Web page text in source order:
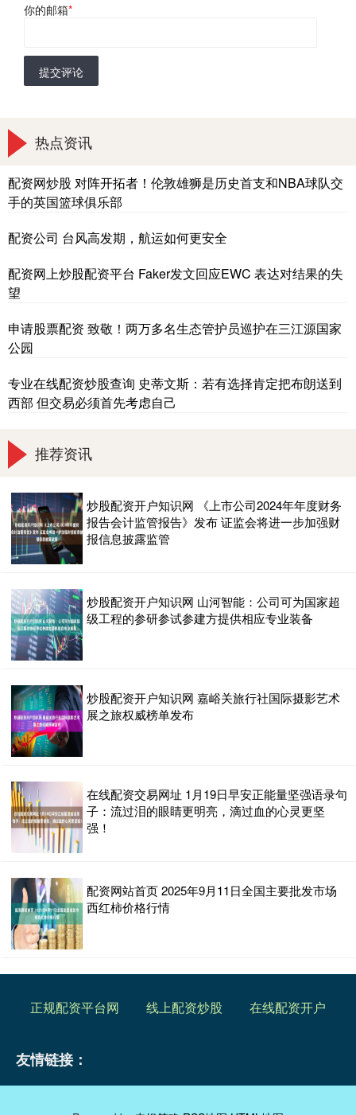
你的邮箱*
提交评论
热点资讯
配资网炒股 对阵开拓者！伦敦雄狮是历史首支和NBA球队交
手的英国篮球俱乐部
配资公司 台风高发期，航运如何更安全
配资网上炒股配资平台 Faker发文回应EWC 表达对结果的失
望
申请股票配资 致敬！两万多名生态管护员巡护在三江源国家
公园
专业在线配资炒股查询 史蒂文斯：若有选择肯定把布朗送到
西部 但交易必须首先考虑自己
推荐资讯
炒股配资开户知识网 《上市公司2024年年度财务
报告会计监管报告》发布 证监会将进一步加强财
报信息披露监管
炒股配资开户知识网 山河智能：公司可为国家超
级工程的参研参试参建方提供相应专业装备
炒股配资开户知识网 嘉峪关旅行社国际摄影艺术
展之旅权威榜单发布
在线配资交易网址 1月19日早安正能量坚强语录句
子：流过泪的眼睛更明亮，滴过血的心灵更坚
强！
配资网站首页 2025年9月11日全国主要批发市场
西红柿价格行情
正规配资平台网 线上配资炒股 在线配资开户
友情链接：